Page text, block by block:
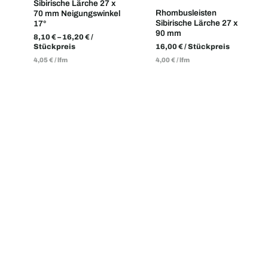
Sibirische Lärche 27 x
70 mm Neigungswinkel
17°
8,10€–16,20€/
Stückpreis
4,05€/lfm
Rhombusleisten
Sibirische Lärche 27 x
90 mm
16,00€/ Stückpreis
4,00€/lfm